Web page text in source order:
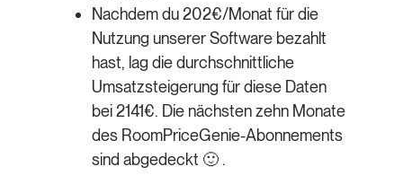
Nachdem du 202€/Monat für die
Nutzung unserer Software bezahlt
hast, lag die durchschnittliche
Umsatzsteigerung für diese Daten
bei 2141€. Die nächsten zehn Monate
des RoomPriceGenie-Abonnements
sind abgedeckt 🙂 .